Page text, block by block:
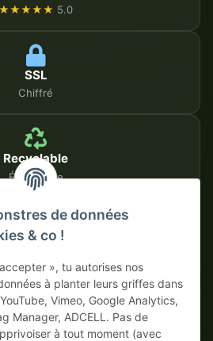
★★★★★ 5.0
SSL
Chiffré
Recyclable
Écologique
PAIEMENT SÉCURISÉES
Paiement anticipé avec escompte
de données
& co !
», tu autorises nos
à planter leurs griffes dans
Vimeo, Google Analytics,
Manager, ADCELL. Pas de
à tout moment (avec